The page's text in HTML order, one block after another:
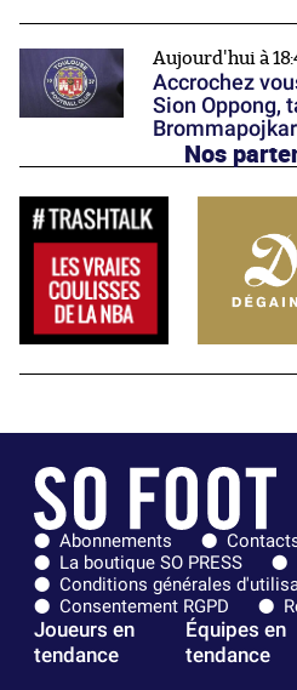
Aujourd'hui à
Accrochez
Sion Oppong,
Nos
Abonnements
La boutique SO PRESS
Conditions générales
Consentement RGPD
Joueurs en
tendance
Équipes en
tendance